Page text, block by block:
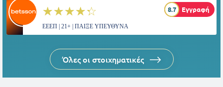
☆☆☆☆☆
★★★★★ 8.7 Εγγραφή
ΕΕΕΠ | 21+ | ΠΑΙΞΕ ΥΠΕΥΘΥΝΑ
Όλες οι στοιχηματικές